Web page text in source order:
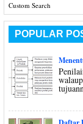
Custom Search
POPULAR